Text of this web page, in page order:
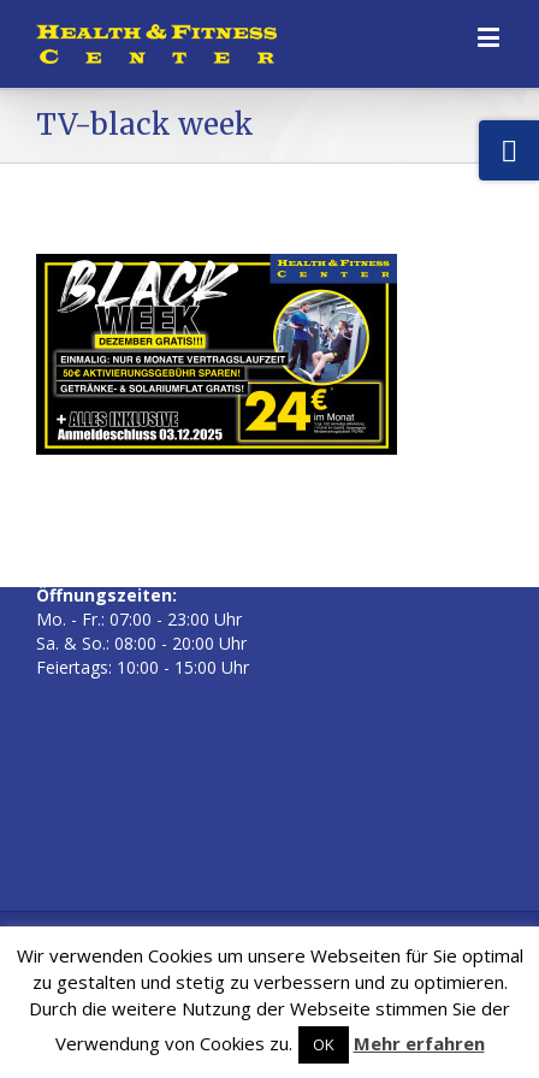
TV-black week
HEALTH & FITNESS CENTER
Öffnungszeiten:
Mo. - Fr.: 07:00 - 23:00 Uhr
Sa. & So.: 08:00 - 20:00 Uhr
Feiertags: 10:00 - 15:00 Uhr
| Impressum
| © 2018 Health & Fitness
Center Lünen
Wir verwenden Cookies um unsere Webseiten für Sie optimal
zu gestalten und stetig zu verbessern und zu optimieren.
Durch die weitere Nutzung der Webseite stimmen Sie der
Verwendung von Cookies zu.
OK Mehr erfahren